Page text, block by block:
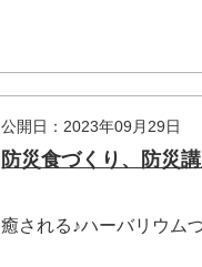
公開日：2023年09月29日
防災食づくり、防災
癒される♪ハーバリウム